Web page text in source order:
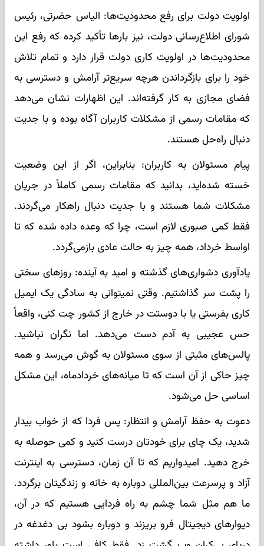
اولویت دولت برای رفع محدودیت‌ها: الیاس حضرتی، رئیس
شورای اطلاع‌رسانی دولت، نیز بارها تأکید کرده که رفع این
محدودیت‌ها در اولویت کاری دولت قرار دارد و تمام تلاش
خود را برای بازگرداندن هرچه سریع‌تر آرامش و دسترسی به
فضای مجازی به کار گرفته‌اند. این اظهارات نشان می‌دهد
که مقامات رسمی از مشکلات کاربران آگاه بوده و با جدیت
دنبال راه‌حل هستند.
پیام مسئولان به کاربران: بنابراین، اگر از این وضعیت
خسته شده‌اید، بدانید که مقامات رسمی کاملاً در جریان
مشکلات شما هستند و با جدیت دنبال راهکار می‌گردند.
فقط کمی صبوری لازم است، چرا که وعده داده شده که تا
اواسط خرداد، همه چیز به حالت عادی بازمی‌گردد.
یادآوری دشواری‌های گذشته و امید به آینده: روزهای سختی
را پشت سر گذاشتیم. وقتی نمیتوانی به سادگی یک ایمیل
کاری بفرستی یا با دوستت در خارج از کشور چت کنی، واقعاً
حس عجیبی به آدم دست می‌دهد. اما نگران نباشید.
پالس‌های مثبتی از سوی مسئولان به گوش می‌رسد و همه
چیز حاکی از آن است که تا میانه‌های خردادماه، این مشکل
اساسی حل می‌شود.
دعوت به حفظ آرامش و انتظار: پس فردا که از خواب بیدار
شدید، یک چای برای خودتان درست کنید و کمی حوصله به
خرج دهید. امیدواریم که تا آن زمان، دسترسی به اینترنت
آزاد و پرسرعت بین‌المللی دوباره به خانه و زندگیتان برگردد.
ما هم مثل شما چشم به راه فردایی هستیم که در آن،
دیوارهای دیجیتال فرو بریزند و دوباره بشود بی دغدغه در